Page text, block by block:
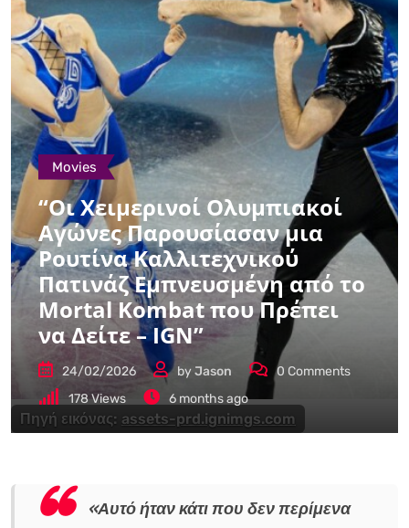
Πηγή εικόνας: assets-prd.ignimgs.com
Movies
“Οι Χειμερινοί Ολυμπιακοί
Αγώνες Παρουσίασαν μια
Ρουτίνα Καλλιτεχνικού
Πατινάζ Εμπνευσμένη από το
Mortal Kombat που Πρέπει
να Δείτε – IGN”
24/02/2026 byJason 0 Comments
178Views 6 months ago
«Αυτό ήταν κάτι που δεν περίμενα